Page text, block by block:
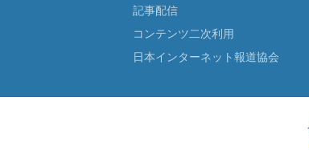
記事配信
コンテンツ二次利用
日本インターネット報道協会